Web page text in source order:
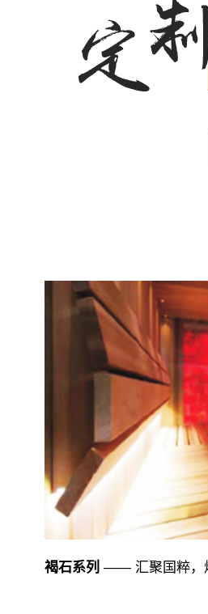
褐石系列 —— 汇聚国粹，